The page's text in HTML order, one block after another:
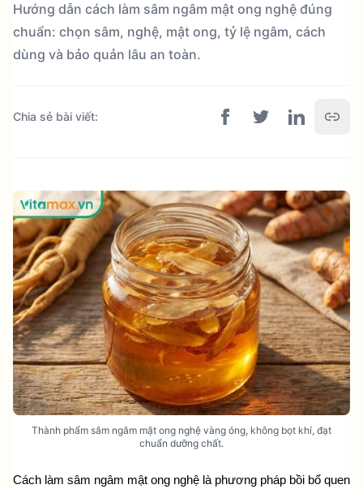
Hướng dẫn cách làm sâm ngâm mật ong nghệ đúng
chuẩn: chọn sâm, nghệ, mật ong, tỷ lệ ngâm, cách
dùng và bảo quản lâu an toàn.
Chia sẻ bài viết:
Thành phẩm sâm ngâm mật ong nghệ vàng óng, không bọt khí, đạt
chuẩn dưỡng chất.
Cách làm sâm ngâm mật ong nghệ là phương pháp bồi bổ quen